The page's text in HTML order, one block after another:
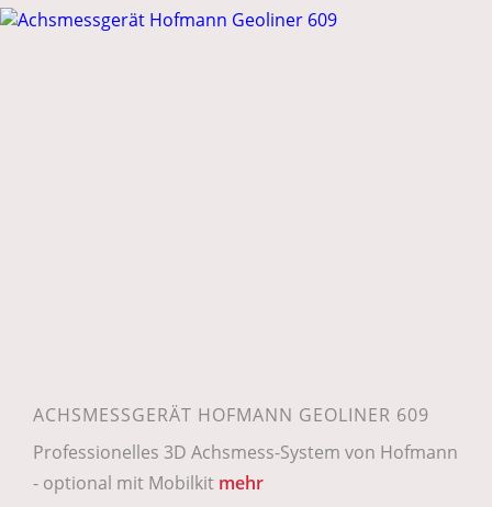
ACHSMESSGERÄT HOFMANN GEOLINER 609
Professionelles 3D Achsmess-System von Hofmann
- optional mit Mobilkit mehr